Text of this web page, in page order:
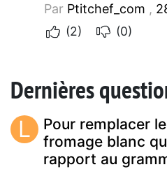
Par Ptitchef_com ,
(2)
(0)
Dernières
L
Pour remplacer
fromage blanc
rapport au